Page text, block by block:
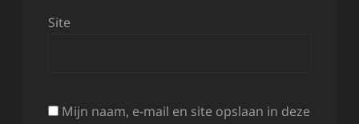
Site
Mijn naam, e-mail en site opslaan in deze